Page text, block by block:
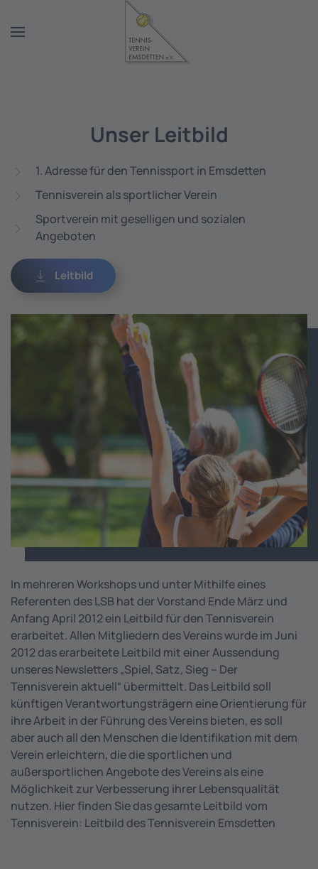
Zum Hauptinhalt springen
Unser Leitbild
1. Adresse für den Tennissport in Emsdetten
Tennisverein als sportlicher Verein
Sportverein mit geselligen und sozialen
Angeboten
Leitbild
In mehreren Workshops und unter Mithilfe eines
Referenten des LSB hat der Vorstand Ende März und
Anfang April 2012 ein Leitbild für den Tennisverein
erarbeitet. Allen Mitgliedern des Vereins wurde im Juni
2012 das erarbeitete Leitbild mit einer Aussendung
unseres Newsletters „Spiel, Satz, Sieg – Der
Tennisverein aktuell“ übermittelt. Das Leitbild soll
künftigen Verantwortungsträgern eine Orientierung für
ihre Arbeit in der Führung des Vereins bieten, es soll
aber auch all den Menschen die Identifikation mit dem
Verein erleichtern, die die sportlichen und
außersportlichen Angebote des Vereins als eine
Möglichkeit zur Verbesserung ihrer Lebensqualität
nutzen. Hier finden Sie das gesamte Leitbild vom
Tennisverein: Leitbild des Tennisverein Emsdetten